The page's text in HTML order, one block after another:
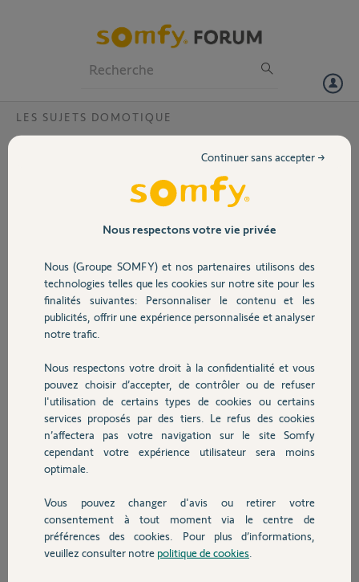
Volet
Sécurité
Domotique
Chauffage
Autres produits
Devis avec un pro
Contact
LES SUJETS DOMOTIQUE
Problème version TAHOMA 3.17.0
j'ai essayé d'installer la version 3.17.0 sur mon iPad Pro après avoir
supprimé la version actuelle 2020.7.4-7.
Mais ça ne fonctionne pas et maintenant , en revenant à la version
précédente, les menus "création habitation" et "configuration" sont
Qui peut m'aider svp ?
cordialement,
Gilles B.
Participer au fil de discussion
Réponses
Bonjour Gilles
La version en cours est la 3.17.1 et non la 3.17.0
https://apps.apple.com/fr/app/tahoma-by-somfy/id374554678
Nous respectons votre vie privée
Nous (Groupe SOMFY) et nos partenaires utilisons des
technologies telles que les cookies sur notre site pour les
finalités suivantes: Personnaliser le contenu et les
publicités, offrir une expérience personnalisée et analyser
notre trafic.
Nous respectons votre droit à la confidentialité et vous
pouvez choisir d’accepter, de contrôler ou de refuser
l'utilisation de certains types de cookies ou certains
services proposés par des tiers. Le refus des cookies
n’affectera pas votre navigation sur le site Somfy
cependant votre expérience utilisateur sera moins
optimale.
Vous pouvez changer d'avis ou retirer votre
consentement à tout moment via le centre de
préférences des cookies. Pour plus d’informations,
veuillez consulter notre politique de cookies
Continuer sans accepter →